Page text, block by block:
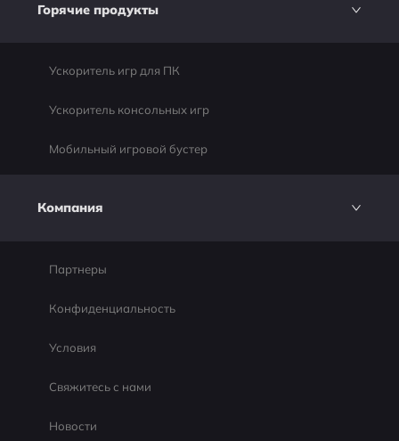
Горячие продукты
Ускоритель игр для ПК
Ускоритель консольных игр
Мобильный игровой бустер
Компания
Партнеры
Конфиденциальность
Условия
Свяжитесь с нами
Новости